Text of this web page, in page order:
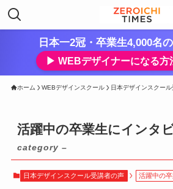
日本一2冠・卒業生4,000名
▶︎ WEBデザイナーになる方
ホーム WEBデザインスクール 日本デザインスクー
活躍中の卒業生にインタ
category –
日本デザインスクール受講者の声 活躍中の